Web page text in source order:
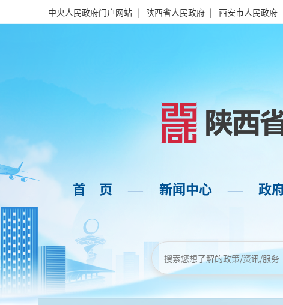
中央人民政府门户网站 | 陕西省人民政府 | 西安市人民政府
首 页 —— 新闻中心 —— 政